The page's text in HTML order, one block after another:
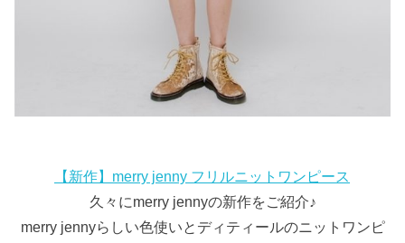
【新作】merry jenny フリルニットワンピース
久々にmerry jennyの新作をご紹介♪
merry jennyらしい色使いとディティールのニットワンピ